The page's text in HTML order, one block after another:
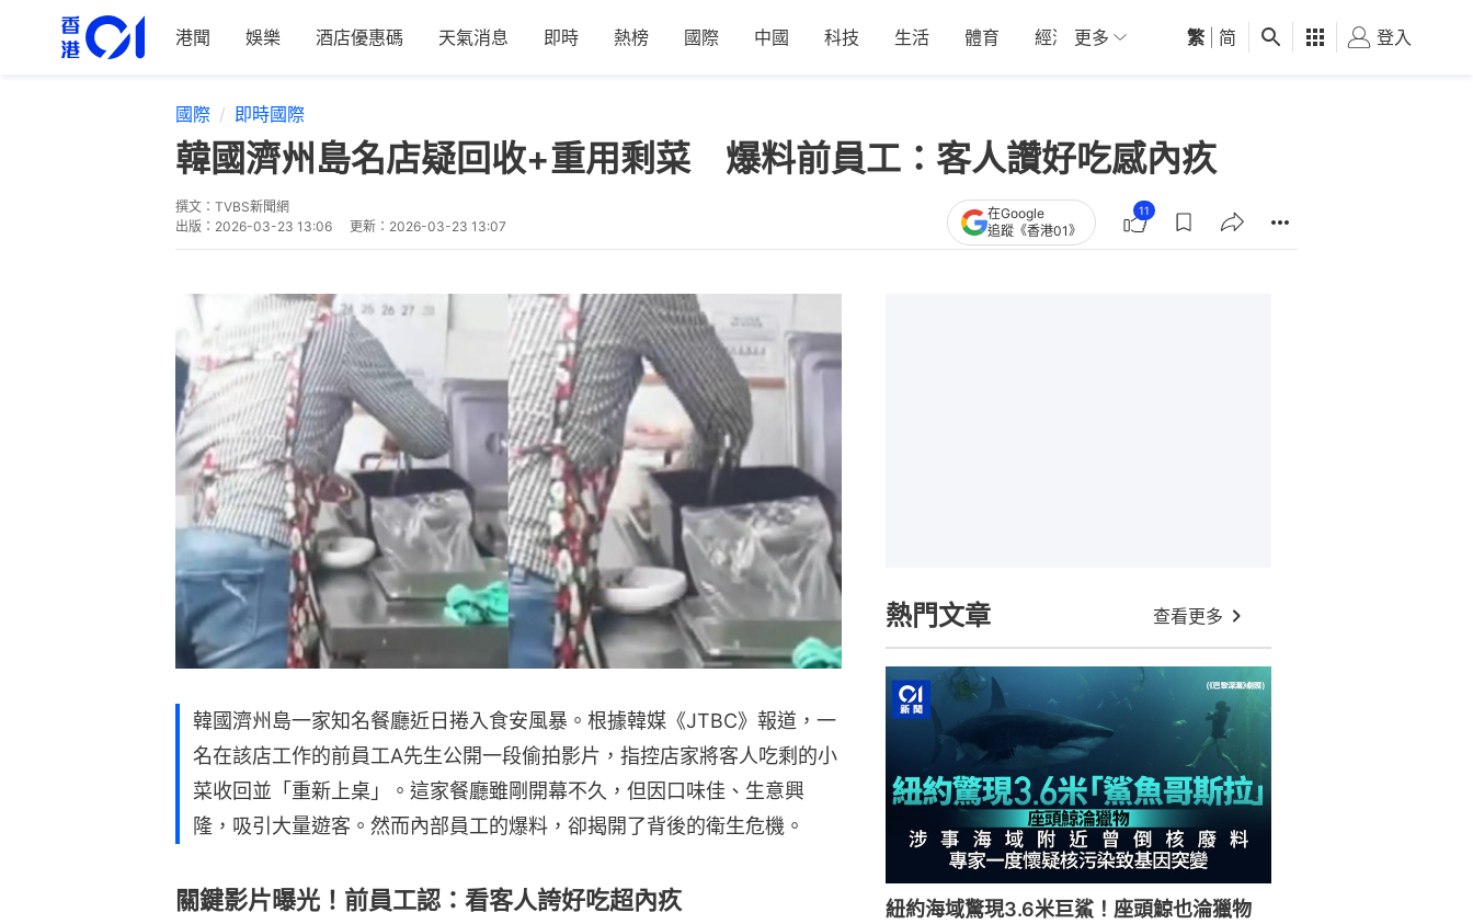
港聞 娛樂 酒店優惠碼 天氣消息 即時 熱榜 國際 中國 科技 生活 體育 經濟 01深圳 觀點 健康 好食玩飛
更多 繁 简 登入
國際 即時國際
韓國濟州島名店疑回收+重用剩菜 爆料前員工：客人讚好吃感內疚
撰文： TVBS新聞網
出版： 2026-03-23 13:06 更新： 2026-03-23 13:07
在Google
追蹤《香港01》
11
韓國濟州島一家知名餐廳近日捲入食安風暴。根據韓媒《JTBC》報道，一
名在該店工作的前員工A先生公開一段偷拍影片，指控店家將客人吃剩的小
菜收回並「重新上桌」。這家餐廳雖剛開幕不久，但因口味佳、生意興
隆，吸引大量遊客。然而內部員工的爆料，卻揭開了背後的衛生危機。
關鍵影片曝光！前員工認：看客人誇好吃超內疚
熱門文章 查看更多
紐約海域驚現3.6米巨鯊！座頭鯨也淪獵物